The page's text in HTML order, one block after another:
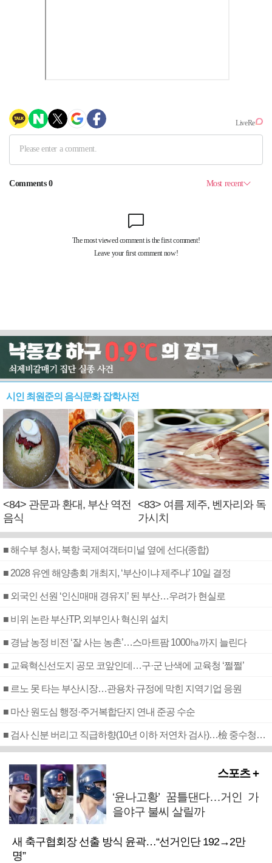
시인 최원준의 음식문화 잡학사전
<84> 관문과 환대, 부산 역전
음식
<83> 여름 제주, 벤자리와 독
가시치
■ 해수부 청사, 북항 국제여객터미널 옆에 선다(종합)
■ 2028 유엔 해양총회 개최지, ‘부산이냐 제주냐’ 10일 결정
■ 외국인 선원 ‘인신매매 경유지’ 된 부산…우려가 현실로
■ 비위 논란 부산TP, 외부인사 혁신위 설치
■ 경남 농정 비전 ‘잘 사는 농촌’…스마트팜 1000㏊까지 늘린다
■ 교육혁신선도지 공모 코앞인데…구·군 난색에 교육청 ‘쩔쩔’
■ 르노 못 타는 부산시장…관용차 규정에 막힌 지역기업 응원
■ 마산 원도심 행정·주거복합단지 연내 준공 수순
■ 검사 신분 버리고 직급하향(10년 이하 저연차 검사)…檢 중수청행 기피
스포츠 +
‘윤나고황’ 꿈틀댄다…거인 가
을야구 불씨 살릴까
새 축구협회장 선출 방식 윤곽…“선거인단 192→2만
명”